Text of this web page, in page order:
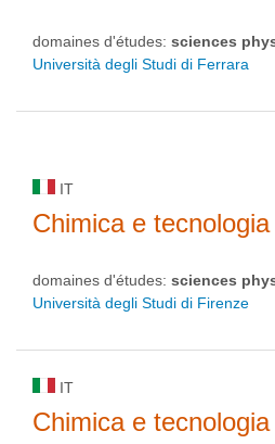
domaines d'études: sciences
Università degli Studi di Ferrara
IT
Chimica e
domaines d'études: sciences
Università degli Studi di Firenze
IT
Chimica e